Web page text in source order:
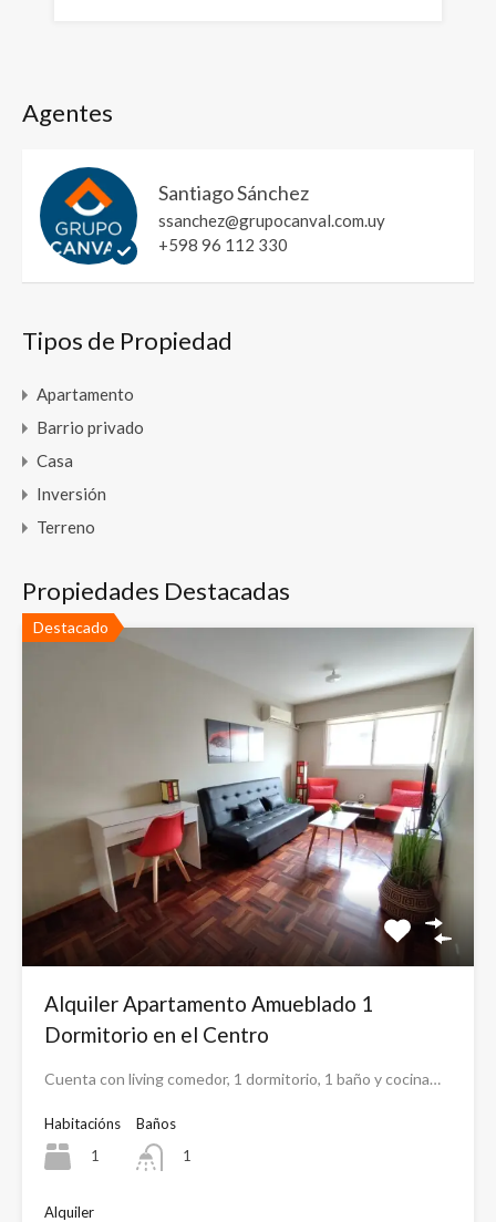
Agentes
Santiago Sánchez
ssanchez@grupocanval.com.uy
+598 96 112 330
Tipos de Propiedad
Apartamento
Barrio privado
Casa
Inversión
Terreno
Propiedades Destacadas
Destacado
Alquiler Apartamento Amueblado 1
Dormitorio en el Centro
Cuenta con living comedor, 1 dormitorio, 1 baño y cocina…
Habitacións
1
Baños
1
Alquiler